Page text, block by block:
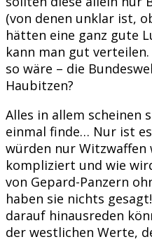
(von denen unklar ist,
hätten eine ganz gute
kann man gut
so wäre – die
Haubitzen?
Alles in allem scheinen
einmal finde… Nur ist
würden nur Witzwaffen
kompliziert und wie
von Gepard-Panzern
haben sie nichts
darauf hinausreden
der westlichen Werte,